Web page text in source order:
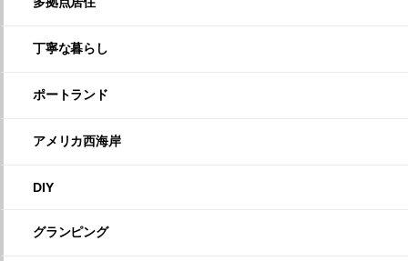
丁寧な暮らし
ポートランド
アメリカ西海岸
DIY
グランピング